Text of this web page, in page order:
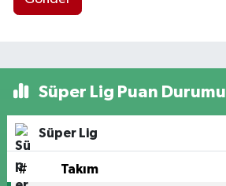
Süper Lig Puan Durumu
Süper Lig
# Takım